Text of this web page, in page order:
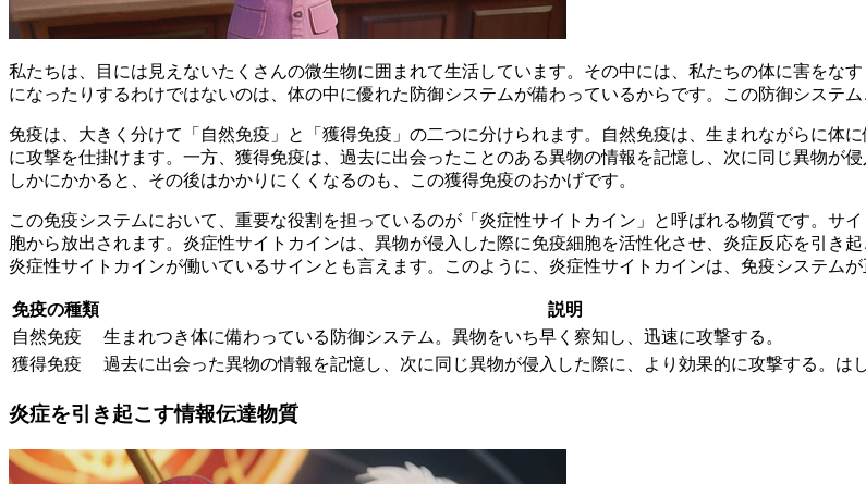
私たちは、目には見えないたくさんの微生物に囲まれて生活しています。その中には、私たちの体に害をな
になったりするわけではないのは、体の中に優れた防御システムが備わっているからです。この防御システ
免疫は、大きく分けて「自然免疫」と「獲得免疫」の二つに分けられます。自然免疫は、生まれながらに体
に攻撃を仕掛けます。一方、獲得免疫は、過去に出会ったことのある異物の情報を記憶し、次に同じ異物が
しかにかかると、その後はかかりにくくなるのも、この獲得免疫のおかげです。
この免疫システムにおいて、重要な役割を担っているのが 「炎症性サイトカイン」
と呼ばれる物質です。サ
胞から放出されます。炎症性サイトカインは、異物が侵入した際に免疫細胞を活性化させ、炎症反応を引き
炎症性サイトカインが働いているサインとも言えます。このように、炎症性サイトカインは、免疫システム
免疫の種類
説明
自然免疫
生まれつき体に備わっている防御システム。異物をいち早く察知し、迅速に攻撃する。
獲得免疫
過去に出会った異物の情報を記憶し、次に同じ異物が侵入した際に、より効果的に攻撃する。は
炎症を引き起こす情報伝達物質